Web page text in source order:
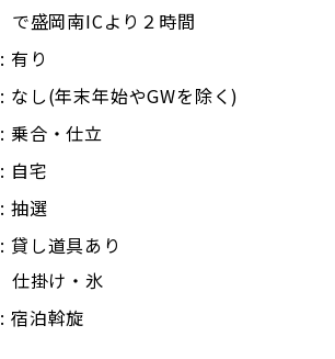
で盛岡南ICより２時間
: 有り
: なし(年末年始やGWを除く)
: 乗合・仕立
: 自宅
: 抽選
: 貸し道具あり
仕掛け・氷
: 宿泊斡旋